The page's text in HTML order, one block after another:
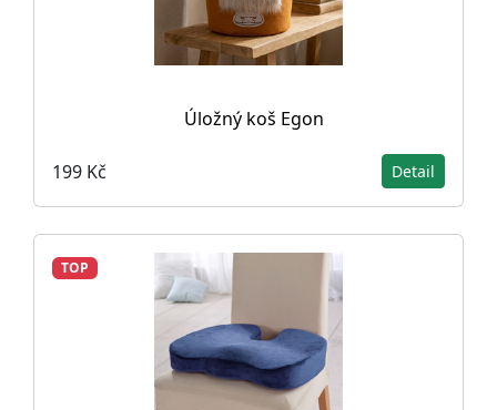
Úložný koš Egon
199 Kč Detail
TOP